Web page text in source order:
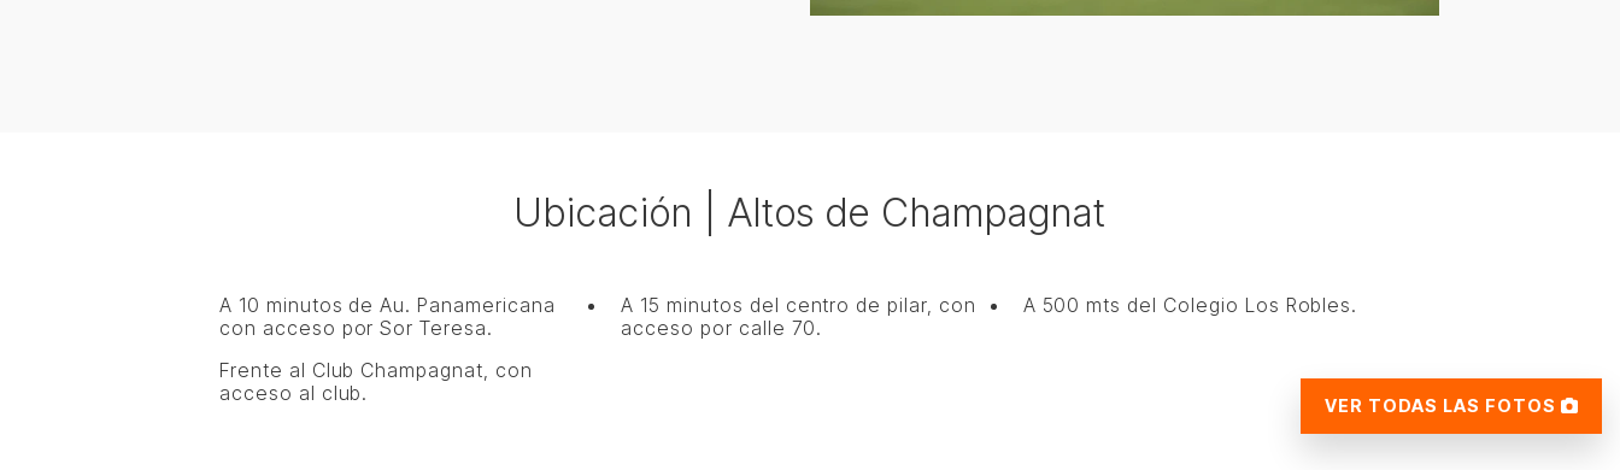
Ubicación | Altos de Champagnat
A 10 minutos de Au. Panamericana
con acceso por Sor Teresa.
A 15 minutos del centro de pilar, con
acceso por calle 70.
A 500 mts del Colegio Los Robles.
Frente al Club Champagnat, con
acceso al club.
VER TODAS LAS FOTOS